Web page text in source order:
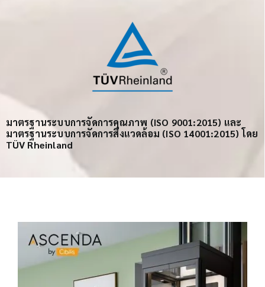
มาตรฐานระบบการจัดการคุณภาพ (ISO 9001:2015) และ
มาตรฐานระบบการจัดการสิ่งแวดล้อม (ISO 14001:2015) โดย
TÜV Rheinland